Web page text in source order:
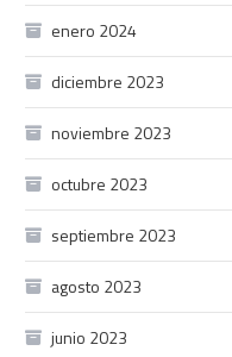
enero 2024
diciembre 2023
noviembre 2023
octubre 2023
septiembre 2023
agosto 2023
junio 2023